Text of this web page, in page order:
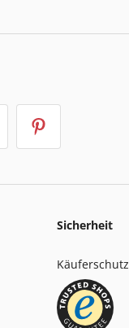
Sicherheit
Käuferschutz